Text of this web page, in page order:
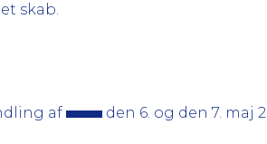
skab.
af
den 6. og den 7. maj